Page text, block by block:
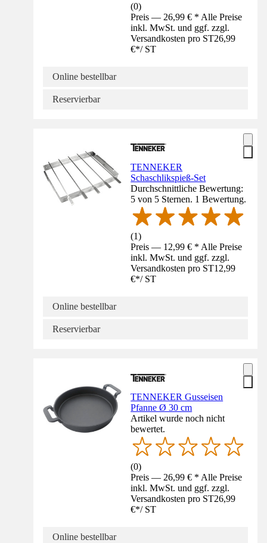
(0)
Preis — 26,99 € * Alle Preise
inkl. MwSt. und ggf. zzgl.
Versandkosten pro ST26,99
€*/ ST
Online bestellbar
Reservierbar
TENNEKER
Schaschlikspieß-Set
Durchschnittliche Bewertung:
5 von 5 Sternen. 1 Bewertung.
(1)
Preis — 12,99 € * Alle Preise
inkl. MwSt. und ggf. zzgl.
Versandkosten pro ST12,99
€*/ ST
Online bestellbar
Reservierbar
TENNEKER Gusseisen
Pfanne Ø 30 cm
Artikel wurde noch nicht
bewertet.
(0)
Preis — 26,99 € * Alle Preise
inkl. MwSt. und ggf. zzgl.
Versandkosten pro ST26,99
€*/ ST
Online bestellbar